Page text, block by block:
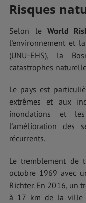
Risques
Selon le World
l'environnement et
(UNU-EHS), la
catastrophes
Le pays est
extrêmes et aux
inondations et
l'amélioration des
récurrents.
Le tremblement de
octobre 1969 avec
Richter. En 2016, un
à 17 km de la ville